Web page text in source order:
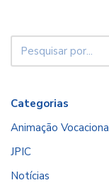
Categorias
Animação
JPIC
Notícias